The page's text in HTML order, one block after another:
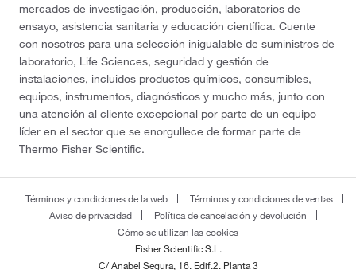
mercados de investigación, producción, laboratorios de
ensayo, asistencia sanitaria y educación científica. Cuente
con nosotros para una selección inigualable de suministros de
laboratorio, Life Sciences, seguridad y gestión de
instalaciones, incluidos productos químicos, consumibles,
equipos, instrumentos, diagnósticos y mucho más, junto con
una atención al cliente excepcional por parte de un equipo
líder en el sector que se enorgullece de formar parte de
Thermo Fisher Scientific.
Términos y condiciones de la web
Términos y condiciones de ventas
Aviso de privacidad
Política de cancelación y devolución
Cómo se utilizan las cookies
Fisher Scientific S.L.
C/ Anabel Segura, 16. Edif.2. Planta 3